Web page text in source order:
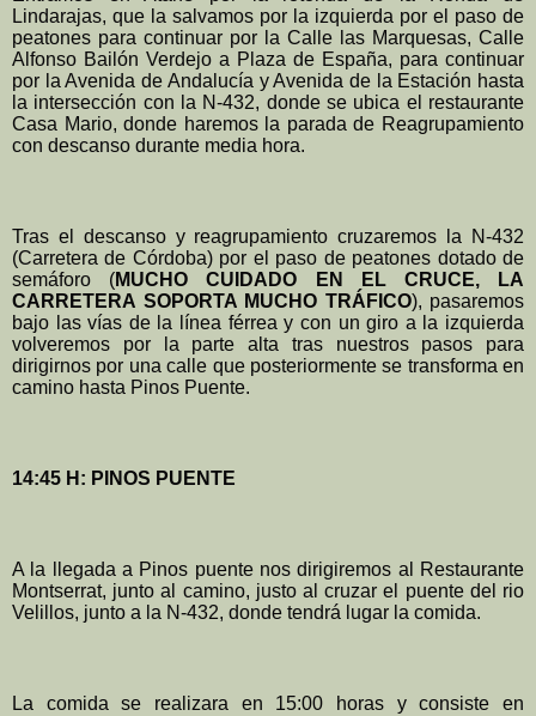
Lindarajas, que la salvamos por la izquierda por el paso de
peatones para continuar por la Calle las Marquesas, Calle
Alfonso Bailón Verdejo a Plaza de España, para continuar
por la Avenida de Andalucía y Avenida de la Estación hasta
la intersección con la N-432, donde se ubica el restaurante
Casa Mario, donde haremos la parada de Reagrupamiento
con descanso durante media hora.
Tras el descanso y reagrupamiento cruzaremos la N-432
(Carretera de Córdoba) por el paso de peatones dotado de
semáforo (MUCHO CUIDADO EN EL CRUCE, LA
CARRETERA SOPORTA MUCHO TRÁFICO), pasaremos
bajo las vías de la línea férrea y con un giro a la izquierda
volveremos por la parte alta tras nuestros pasos para
dirigirnos por una calle que posteriormente se transforma en
camino hasta Pinos Puente.
14:45 H: PINOS PUENTE
A la llegada a Pinos puente nos dirigiremos al Restaurante
Montserrat, junto al camino, justo al cruzar el puente del rio
Velillos, junto a la N-432, donde tendrá lugar la comida.
La comida se realizara en 15:00 horas y consiste en